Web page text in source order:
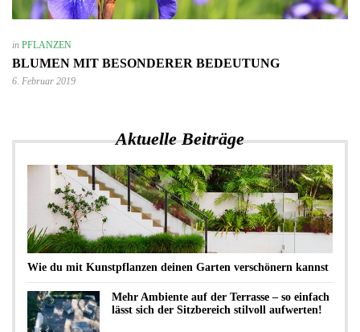
in PFLANZEN
BLUMEN MIT BESONDERER BEDEUTUNG
6. Februar 2019
Aktuelle Beiträge
Wie du mit Kunstpflanzen deinen Garten verschönern kannst
Mehr Ambiente auf der Terrasse – so einfach
lässt sich der Sitzbereich stilvoll aufwerten!